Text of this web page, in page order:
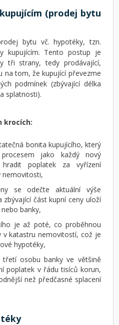
(prodej bytu
bytu vč. hypotéky, tzn.
kupujícím. Tento postup je
tři strany, tedy prodávající,
na tom, že kupující převezme
podmínek (zbývající délka
splatnosti).
krocích:
bonita kupujícího, který
jako každý nový
poplatek za vyřízení
nemovitosti,
se odečte aktuální výše
část kupní ceny uloží
banky,
je až poté, co proběhnou
v katastru nemovitostí, což je
hypotéky,
osobu banky ve většině
poplatek v řádu tisíců korun,
než předčasné splacení